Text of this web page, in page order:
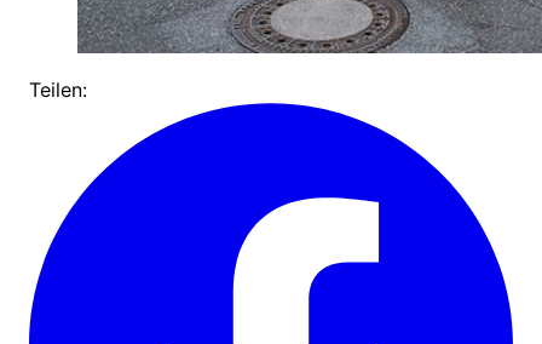
Teilen: